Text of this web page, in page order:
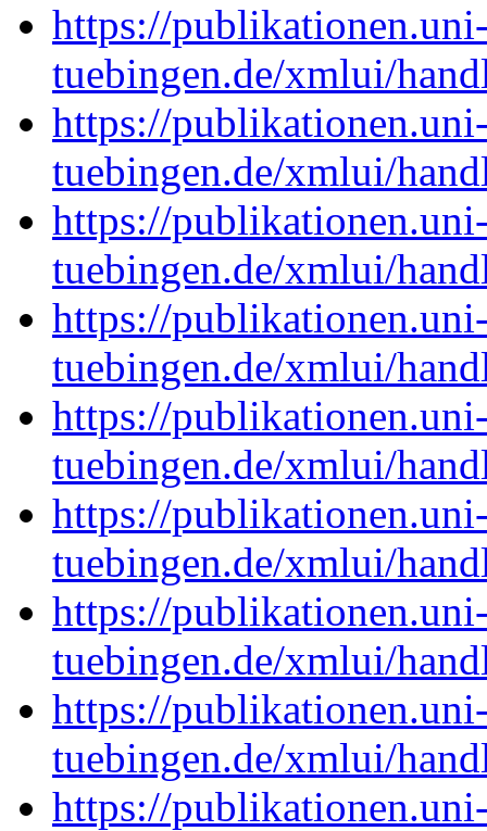
https://
tuebingen.de/xmlui/
https://
tuebingen.de/xmlui/
https://
tuebingen.de/xmlui/
https://
tuebingen.de/xmlui/
https://
tuebingen.de/xmlui/
https://
tuebingen.de/xmlui/
https://
tuebingen.de/xmlui/
https://
tuebingen.de/xmlui/
https://